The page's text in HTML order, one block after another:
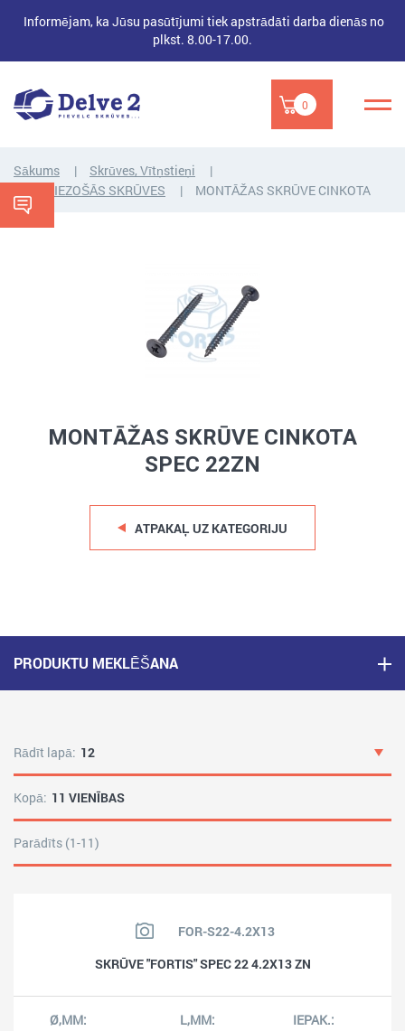
Informējam, ka Jūsu pasūtījumi tiek apstrādāti darba dienās no
plkst. 8.00-17.00.
0
Sākums
Skrūves, Vītņstieņi
PAŠGRIEZOŠĀS SKRŪVES
MONTĀŽAS SKRŪVE CINKOTA
MONTĀŽAS SKRŪVE CINKOTA
SPEC 22ZN
ATPAKAĻ UZ KATEGORIJU
PRODUKTU MEKLĒŠANA
Rādīt lapā: 12
Kopā: 11 VIENĪBAS
Parādīts (1-11)
FOR-S22-4.2X13
SKRŪVE "FORTIS" SPEC 22 4.2X13 ZN